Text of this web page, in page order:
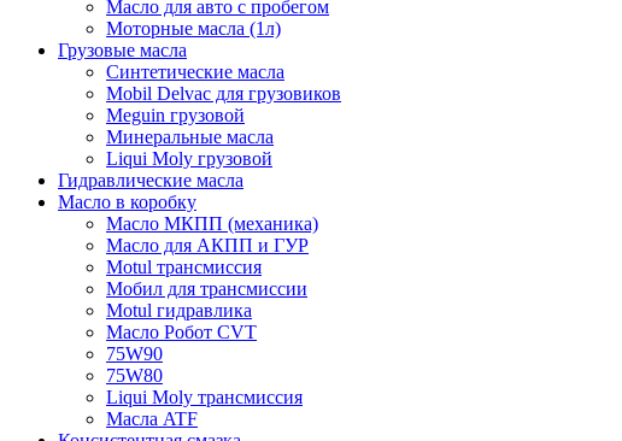
Масло для авто с пробегом
Моторные масла (1л)
Грузовые масла
Синтетические масла
Mobil Delvac для грузовиков
Meguin грузовой
Минеральные масла
Liqui Moly грузовой
Гидравлические масла
Масло в коробку
Масло МКПП (механика)
Масло для АКПП и ГУР
Motul трансмиссия
Мобил для трансмиссии
Motul гидравлика
Масло Робот CVT
75W90
75W80
Liqui Moly трансмиссия
Масла ATF